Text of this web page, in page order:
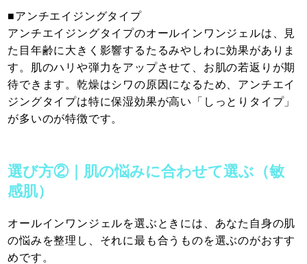
■アンチエイジングタイプ
アンチエイジングタイプのオールインワンジェルは、見
た目年齢に大きく影響するたるみやしわに効果がありま
す。肌のハリや弾力をアップさせて、お肌の若返りが期
待できます。乾燥はシワの原因になるため、アンチエイ
ジングタイプは特に保湿効果が高い「しっとりタイプ」
が多いのが特徴です。
選び方②｜肌の悩みに合わせて選ぶ（敏
感肌）
オールインワンジェルを選ぶときには、あなた自身の肌
の悩みを整理し、それに最も合うものを選ぶのがおすす
めです。